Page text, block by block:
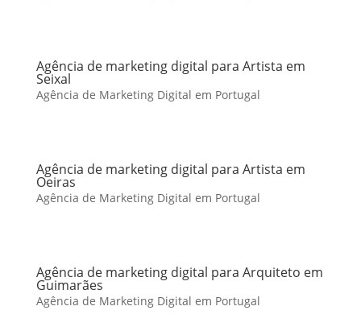
Agência de marketing digital para Artista em
Seixal
Agência de Marketing Digital em Portugal
Agência de marketing digital para Artista em
Oeiras
Agência de Marketing Digital em Portugal
Agência de marketing digital para Arquiteto em
Guimarães
Agência de Marketing Digital em Portugal